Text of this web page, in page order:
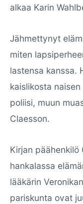
alkaa Karin
Jähmettynyt
miten
lastensa kanssa.
kaislikosta
poliisi, muun
Claesson.
Kirjan päähenkilö
hankalassa
lääkärin
pariskunta ovat